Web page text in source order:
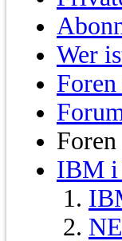
Wer
Foren
IBM i